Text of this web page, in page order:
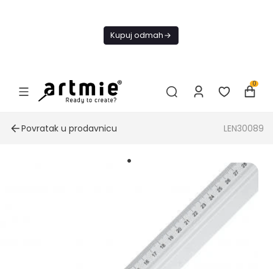
Kupuj odmah
0
Povratak u prodavnicu LEN30089